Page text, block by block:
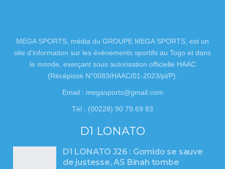
MEGA SPORTS, média du GROUPE MEGA SPORTS, est un
site d’information sur les événements sportifs au Togo et dans
le monde, exerçant sous autorisation officielle HAAC
(Récépissé N°0083/HAAC/01-2023/pl/P).
Email : megasports@gmail.com
Tél : (00228) 90 79 69 83
D1 LONATO
D1 LONATO J26 : Gomido se sauve
de justesse, AS Binah tombe